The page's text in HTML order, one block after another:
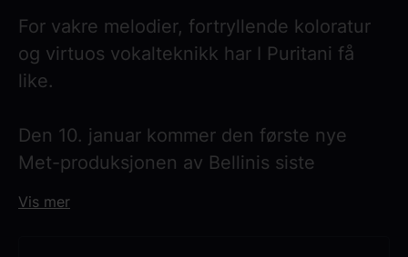
For vakre melodier, fortryllende koloratur
og virtuos vokalteknikk har I Puritani få
like.
Den 10. januar kommer den første nye
Met-produksjonen av Bellinis siste
Vis mer